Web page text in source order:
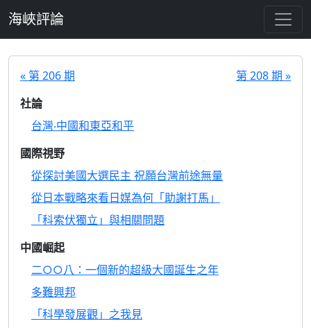
海峽評論
« 第 206 期
第 208 期 »
社論
台灣‧中國和東亞和平
國際視野
從探討美國大選民主 祝願台灣前途無量
從日本戰略來看日媒為何「助謝打馬」
「科索伏獨立」與相關問題
中國崛起
二○○八：一個新的超級大國誕生之年
多難興邦
「科學發展觀」之我見